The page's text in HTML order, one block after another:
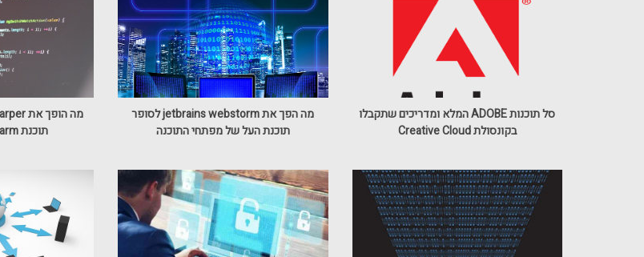
סל תוכנות ADOBE המלא ומדריכים שתקבלו
בקונסולת Creative Cloud
מה הפך את jetbrains webstorm לסופר
תוכנת העל של מפתחי התוכנה
תוכנת jetbrains pycharm